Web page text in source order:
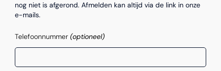
nog niet is afgerond. Afmelden kan altijd via de link in onze
e-mails.
Telefoonnummer (optioneel)